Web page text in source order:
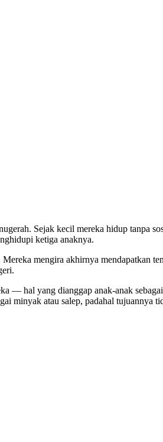
Sejak kecil mereka hidup tanpa
ketiga anaknya.
mengira akhirnya mendapatkan
— hal yang dianggap anak-anak
minyak atau salep, padahal tujuannya